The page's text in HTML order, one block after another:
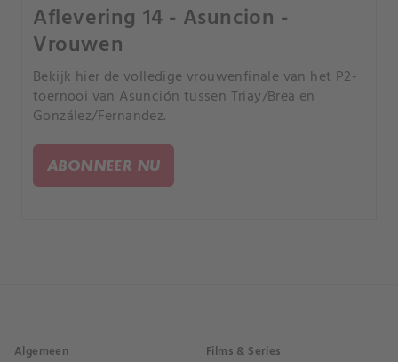
Aflevering 14 - Asuncion -
Vrouwen
Bekijk hier de volledige vrouwenfinale van het P2-
toernooi van Asunción tussen Triay/Brea en
González/Fernandez.
ABONNEER NU
Algemeen Films & Series